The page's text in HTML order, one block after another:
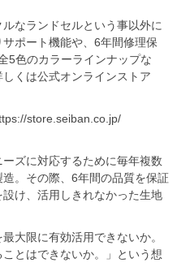
なランドセルという事以外に
ポート機能や、6年間修理保
5色のカラーラインナップな
くは公式オンラインストア
store.seiban.co.jp/
ズに対応するために毎年複数
。その際、6年間の品質を保証
け、活用しきれなかった生地
大限に有効活用できないか。
とはできないか。」という想